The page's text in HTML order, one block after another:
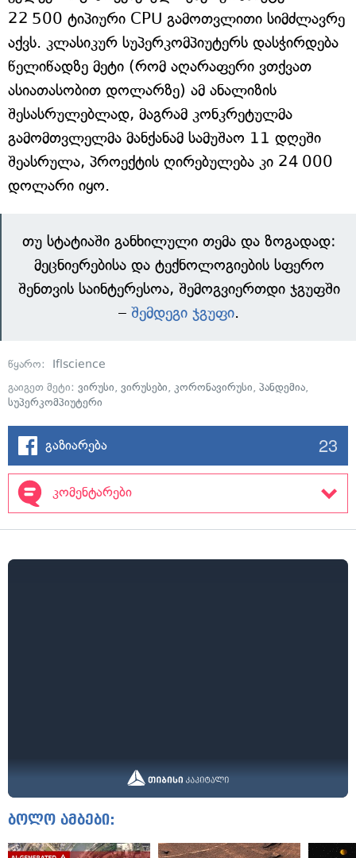
22 500 ტიპიური CPU გამოთვლითი სიმძლავრე
აქვს. კლასიკურ სუპერკომპიუტერს დასჭირდება
წელიწადზე მეტი (რომ აღარაფერი ვთქვათ
ასიათასობით დოლარზე) ამ ანალიზის
შესასრულებლად, მაგრამ კონკრეტულმა
გამომთვლელმა მანქანამ სამუშაო 11 დღეში
შეასრულა, პროექტის ღირებულება კი 24 000
დოლარი იყო.
თუ სტატიაში განხილული თემა და ზოგადად:
მეცნიერებისა და ტექნოლოგიების სფერო
შენთვის საინტერესოა, შემოგვიერთდი ჯგუფში
– შემდეგი ჯგუფი.
წყარო: Iflscience
გაიგეთ მეტი: ვირუსი, ვირუსები, კორონავირუსი, პანდემია,
სუპერკომპიუტერი
გაზიარება 23
კომენტარები
ბოლო ამბები: